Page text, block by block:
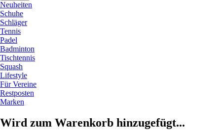
Neuheiten
Schuhe
Schläger
Tennis
Padel
Badminton
Tischtennis
Squash
Lifestyle
Für Vereine
Restposten
Marken
Wird zum Warenkorb hinzugefügt...